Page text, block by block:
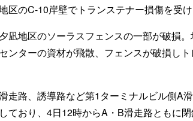
区のC-10岸壁でトランステナー損傷を受け
凪地区のソーラスフェンスの一部が破損
ンターの資材が飛散、フェンスが破損し
走路、誘導路など第1ターミナルビル側A
ており、4日12時からA・B滑走路ともに